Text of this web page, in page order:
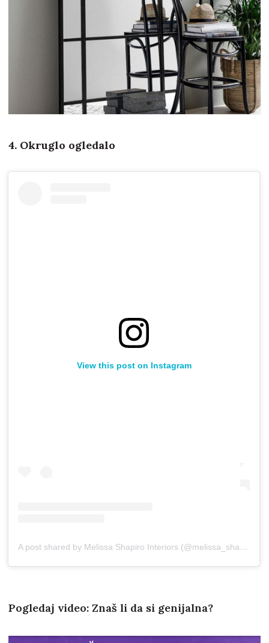
4. Okruglo ogledalo
View this post on Instagram
A post shared by Melissa Shapiro Interiors (@melissa_shapiro_interiors)
Pogledaj video: Znaš li da si genijalna?